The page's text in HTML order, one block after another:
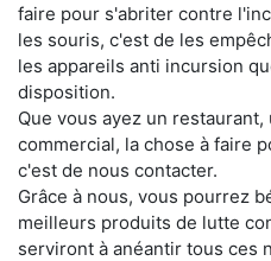
faire pour s'abriter contre
les souris, c'est de les
les appareils anti incursion
disposition.
Que vous ayez un
commercial, la chose à faire
c'est de nous contacter.
Grâce à nous, vous pourrez
meilleurs produits de lutte
serviront à anéantir tous ces